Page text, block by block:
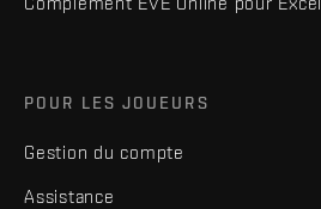
POUR LES JOUEURS
Gestion du compte
Assistance